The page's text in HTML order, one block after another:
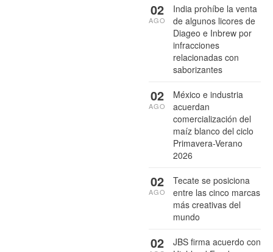
India prohíbe la venta
de algunos licores de
Diageo e Inbrew por
infracciones
relacionadas con
saborizantes
02
AGO
México e industria
acuerdan
comercialización del
maíz blanco del ciclo
Primavera-Verano
2026
02
AGO
Tecate se posiciona
entre las cinco marcas
más creativas del
mundo
02
AGO
JBS firma acuerdo con
02